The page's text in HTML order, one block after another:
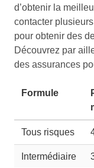
d’obtenir la
contacter
pour obtenir des
Découvrez par
des assurances
Formule
Tous risques
Intermédiaire